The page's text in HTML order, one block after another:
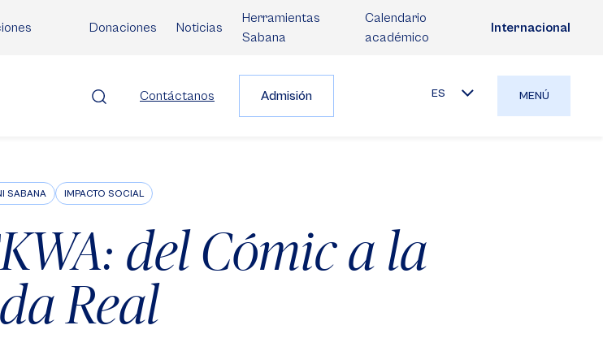
Donaciones Noticias
Herramientas
Sabana
Calendario
académico
Internacional
Contáctanos Admisión ES MENÚ
SABANA IMPACTO SOCIAL
del Cómic a la
Real